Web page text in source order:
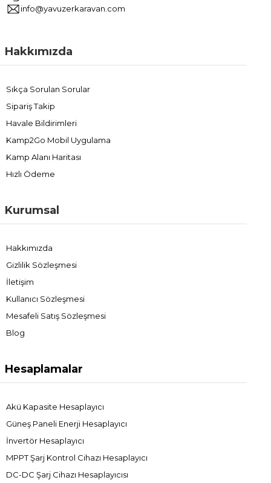
info@yavuzerkaravan.com
Hakkımızda
Sıkça Sorulan Sorular
Sipariş Takip
Havale Bildirimleri
Kamp2Go Mobil Uygulama
Kamp Alanı Haritası
Hızlı Ödeme
Kurumsal
Hakkımızda
Gizlilik Sözleşmesi
İletişim
Kullanıcı Sözleşmesi
Mesafeli Satış Sözleşmesi
Blog
Hesaplamalar
Akü Kapasite Hesaplayıcı
Güneş Paneli Enerji Hesaplayıcı
İnvertör Hesaplayıcı
MPPT Şarj Kontrol Cihazı Hesaplayıcı
DC-DC Şarj Cihazı Hesaplayıcısı